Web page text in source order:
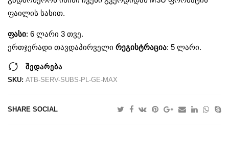
ფაილის სახით.
ფასი: 6 ლარი 3 თვე.
ერთჯერადი თავდაპირველი რეგისტრაცია: 5 ლარი.
შედარება
SKU: ATB-SERV-SUBS-PL-GE-MAX
SHARE SOCIAL